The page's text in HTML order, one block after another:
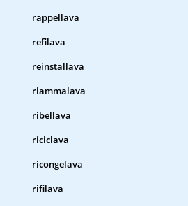
rappellava
refilava
reinstallava
riammalava
ribellava
riciclava
ricongelava
rifilava